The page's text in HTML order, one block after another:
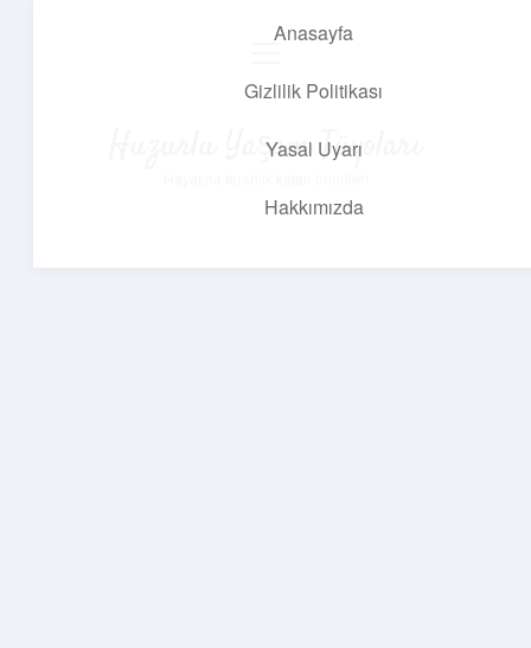
Anasayfa
Gizlilik Politikası
Yasal Uyarı
Hakkımızda
Huzurlu Yaşam Tüyoları